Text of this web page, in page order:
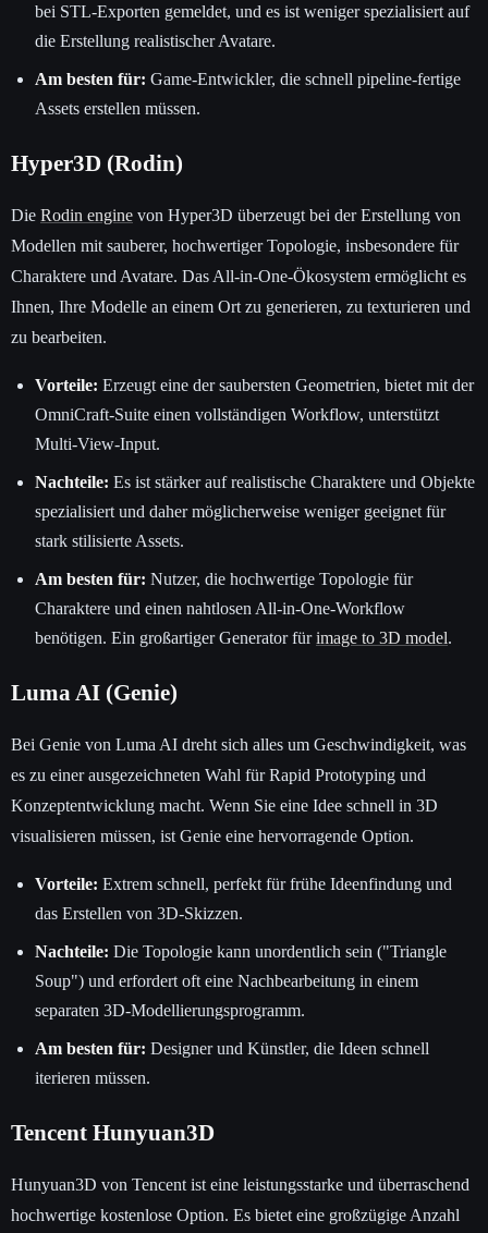
bei STL-Exporten gemeldet, und es ist weniger spezialisiert auf
die Erstellung realistischer Avatare.
Am besten für: Game-Entwickler, die schnell pipeline-fertige
Assets erstellen müssen.
Hyper3D (Rodin)
Die Rodin engine von Hyper3D überzeugt bei der Erstellung von
Modellen mit sauberer, hochwertiger Topologie, insbesondere für
Charaktere und Avatare. Das All-in-One-Ökosystem ermöglicht es
Ihnen, Ihre Modelle an einem Ort zu generieren, zu texturieren und
zu bearbeiten.
Vorteile: Erzeugt eine der saubersten Geometrien, bietet mit der
OmniCraft-Suite einen vollständigen Workflow, unterstützt
Multi-View-Input.
Nachteile: Es ist stärker auf realistische Charaktere und Objekte
spezialisiert und daher möglicherweise weniger geeignet für
stark stilisierte Assets.
Am besten für: Nutzer, die hochwertige Topologie für
Charaktere und einen nahtlosen All-in-One-Workflow
benötigen. Ein großartiger Generator fürimage to 3D model.
Luma AI (Genie)
Bei Genie von Luma AI dreht sich alles um Geschwindigkeit, was
es zu einer ausgezeichneten Wahl für Rapid Prototyping und
Konzeptentwicklung macht. Wenn Sie eine Idee schnell in 3D
visualisieren müssen, ist Genie eine hervorragende Option.
Vorteile: Extrem schnell, perfekt für frühe Ideenfindung und
das Erstellen von 3D-Skizzen.
Nachteile: Die Topologie kann unordentlich sein ("Triangle
Soup") und erfordert oft eine Nachbearbeitung in einem
separaten 3D-Modellierungsprogramm.
Am besten für: Designer und Künstler, die Ideen schnell
iterieren müssen.
Tencent Hunyuan3D
Hunyuan3D von Tencent ist eine leistungsstarke und überraschend
hochwertige kostenlose Option. Es bietet eine großzügige Anzahl